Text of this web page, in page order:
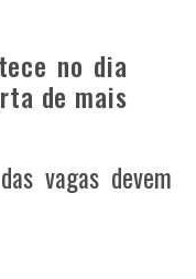
no dia
de mais
vagas devem